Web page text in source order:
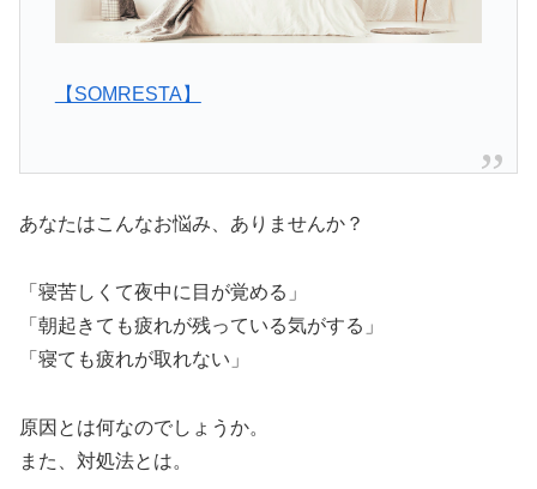
【SOMRESTA】
あなたはこんなお悩み、ありませんか？
「寝苦しくて夜中に目が覚める」
「朝起きても疲れが残っている気がする」
「寝ても疲れが取れない」
原因とは何なのでしょうか。
また、対処法とは。